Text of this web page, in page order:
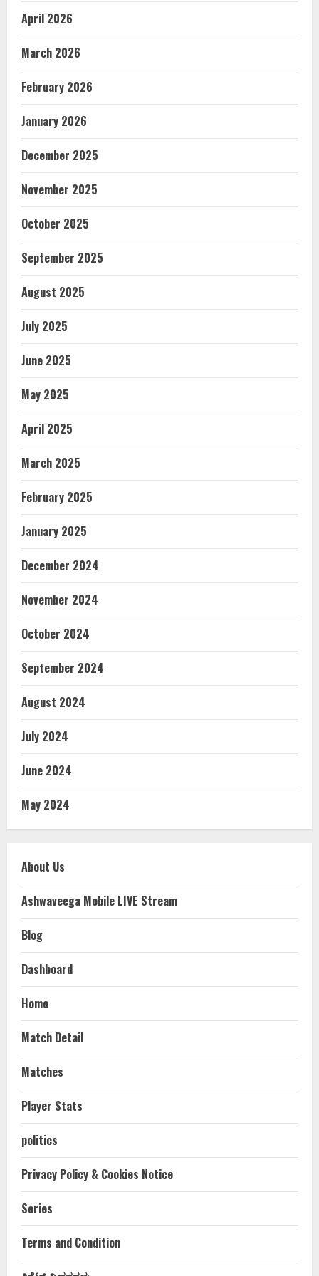
April 2026
March 2026
February 2026
January 2026
December 2025
November 2025
October 2025
September 2025
August 2025
July 2025
June 2025
May 2025
April 2025
March 2025
February 2025
January 2025
December 2024
November 2024
October 2024
September 2024
August 2024
July 2024
June 2024
May 2024
About Us
Ashwaveega Mobile LIVE Stream
Blog
Dashboard
Home
Match Detail
Matches
Player Stats
politics
Privacy Policy & Cookies Notice
Series
Terms and Condition